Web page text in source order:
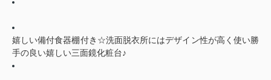
嬉しい備付食器棚付き☆洗面脱衣所にはデザイン性が高く使い勝
手の良い嬉しい三面鏡化粧台♪